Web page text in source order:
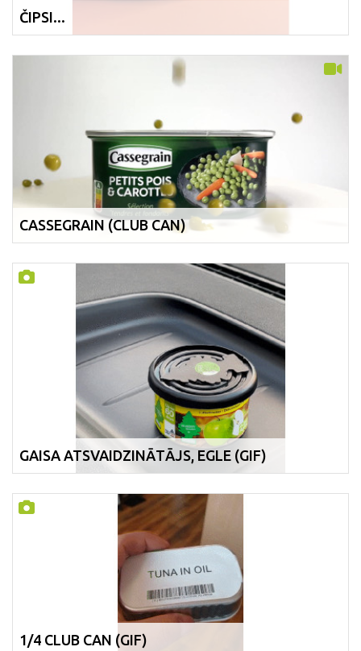
ČIPSI...
CASSEGRAIN (CLUB CAN)
GAISA ATSVAIDZINĀTĀJS, EGLE (GIF)
1/4 CLUB CAN (GIF)